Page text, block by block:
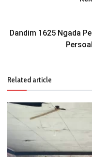
Dandim 1625 Ngada
Related article